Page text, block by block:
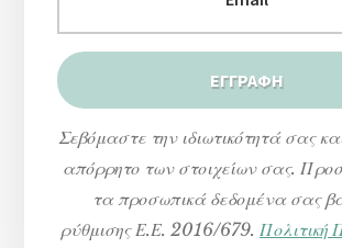
Σεβόμαστε την ιδιωτικότητά σας
απόρρητο των στοιχείων σας.
τα προσωπικά δεδομένα σας
ρύθμισης Ε.Ε. 2016/679. Πολιτική